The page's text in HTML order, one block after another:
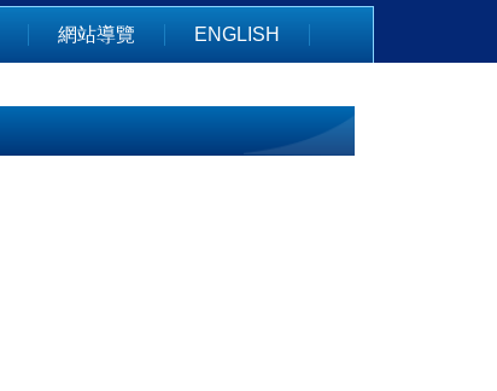
網站導覽 ENGLISH